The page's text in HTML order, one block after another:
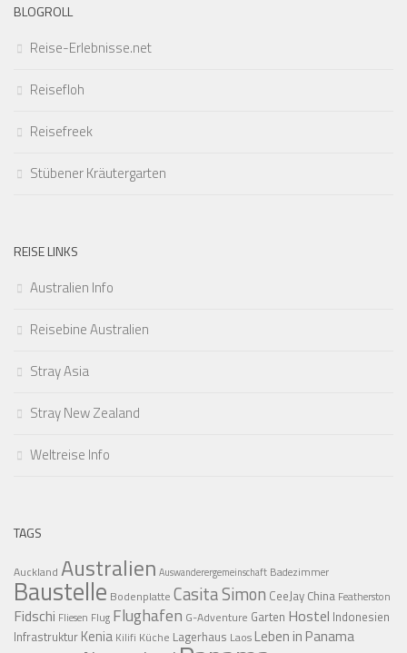
BLOGROLL
Reise-Erlebnisse.net
Reisefloh
Reisefreek
Stübener Kräutergarten
REISE LINKS
Australien Info
Reisebine Australien
Stray Asia
Stray New Zealand
Weltreise Info
TAGS
Auckland Australien Auswanderergemeinschaft Badezimmer
Baustelle Bodenplatte Casita Simon CeeJay China Featherston
Fidschi Fliesen Flug Flughafen G-Adventure Garten Hostel Indonesien
Infrastruktur Kenia Kilifi Küche Lagerhaus Laos Leben in Panama